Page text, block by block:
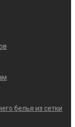
белья из сетки